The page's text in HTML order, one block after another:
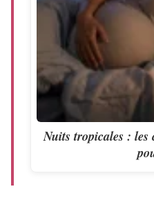
Nuits tropicales : les